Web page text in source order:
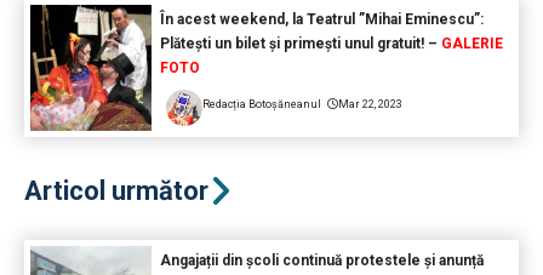
În acest weekend, la Teatrul ”Mihai Eminescu”:
Plătești un bilet și primești unul gratuit! – GALERIE
FOTO
Redacția Botoșăneanul Mar 22, 2023
Articol următor
Angajații din școli continuă protestele și anunță